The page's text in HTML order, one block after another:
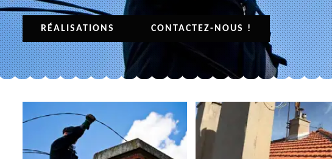
RÉALISATIONS CONTACTEZ-NOUS !